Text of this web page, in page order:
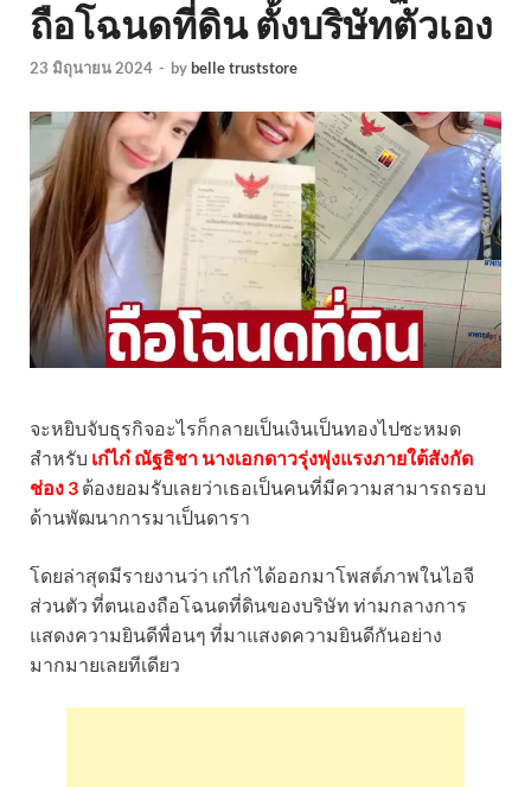
ถือโฉนดที่ดิน ตั้งบริษัทตัวเอง
23 มิถุนายน 2024 - bybelle truststore
จะหยิบจับธุรกิจอะไรก็กลายเป็นเงินเป็นทองไปซะหมด
สำหรับ เก๋ไก๋ ณัฐธิชา นางเอกดาวรุ่งพุ่งแรงภายใต้สังกัด
ช่อง 3 ต้องยอมรับเลยว่าเธอเป็นคนที่มีความสามารถรอบ
ด้านพัฒนาการมาเป็นดารา
โดยล่าสุดมีรายงานว่า เก๋ไก๋ ได้ออกมาโพสต์ภาพในไอจี
ส่วนตัว ที่ตนเองถือโฉนดที่ดินของบริษัท ท่ามกลางการ
แสดงความยินดีพื่อนๆ ที่มาแสงดความยินดีกันอย่าง
มากมายเลยทีเดียว